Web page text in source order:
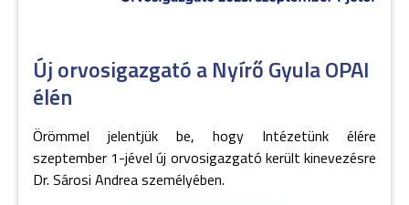
Új orvosigazgató a Nyírő Gyula OPAI
élén
Örömmel jelentjük be, hogy Intézetünk élére
szeptember 1-jével új orvosigazgató került kinevezésre
Dr. Sárosi Andrea személyében.